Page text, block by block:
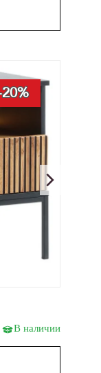
-20%
В наличии